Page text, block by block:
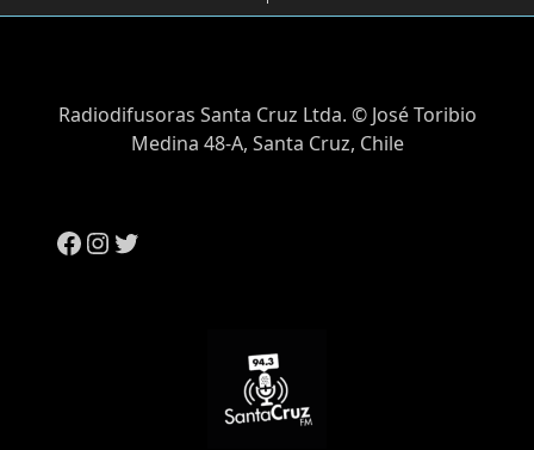
Radiodifusoras Santa Cruz Ltda. © José Toribio
Medina 48-A, Santa Cruz, Chile